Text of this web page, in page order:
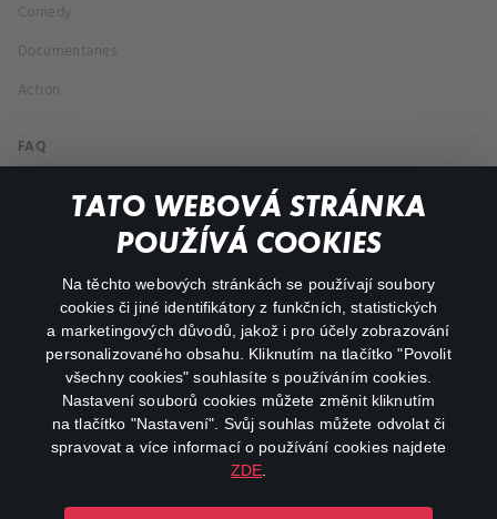
TATO WEBOVÁ STRÁNKA
POUŽÍVÁ COOKIES
Na těchto webových stránkách se používají soubory
cookies či jiné identifikátory z funkčních, statistických
a marketingových důvodů, jakož i pro účely zobrazování
personalizovaného obsahu. Kliknutím na tlačítko "Povolit
všechny cookies" souhlasíte s používáním cookies.
Nastavení souborů cookies můžete změnit kliknutím
na tlačítko "Nastavení". Svůj souhlas můžete odvolat či
spravovat a více informací o používání cookies najdete
ZDE
Comedy
Documentaries
Action
FAQ
My profile
facebookinstagram
youtube